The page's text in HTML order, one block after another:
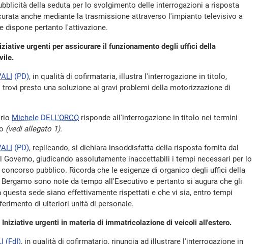
della seduta per lo svolgimento delle interrogazioni a risposta
anche mediante la trasmissione attraverso l'impianto televisivo a
dispone pertanto l'attivazione.
urgenti per assicurare il funzionamento degli uffici della
(PD), in qualità di cofirmataria, illustra l'interrogazione in titolo,
presto una soluzione ai gravi problemi della motorizzazione di
Michele DELL'ORCO risponde all'interrogazione in titolo nei termini
(vedi allegato 1).
(PD), replicando, si dichiara insoddisfatta della risposta fornita dal
Governo, giudicando assolutamente inaccettabili i tempi necessari per lo
pubblico. Ricorda che le esigenze di organico degli uffici della
sono note da tempo all'Esecutivo e pertanto si augura che gli
questa sede siano effettivamente rispettati e che vi sia, entro tempi
di ulteriori unità di personale.
urgenti in materia di immatricolazione di veicoli all'estero.
(FdI), in qualità di cofirmatario, rinuncia ad illustrare l'interrogazione in